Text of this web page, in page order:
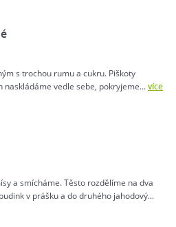
s trochou rumu a cukru. Piškoty
vedle sebe, pokryjeme...více
a smícháme. Těsto rozdělíme na dva
v prášku a do druhého jahodový...